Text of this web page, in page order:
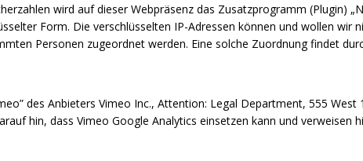
wird auf dieser Webpräsenz das Zusatzprogramm (Plugin)
Form. Die verschlüsselten IP-Adressen können und wollen
Personen zugeordnet werden. Eine solche Zuordnung findet
des Anbieters Vimeo Inc., Attention: Legal Department, 555
hin, dass Vimeo Google Analytics einsetzen kann und verweisen